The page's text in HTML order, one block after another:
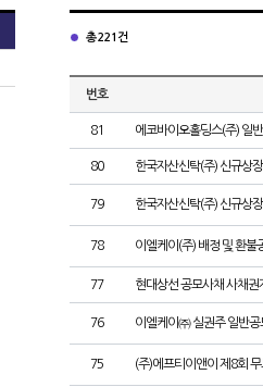
총 221건
번호
81 에코바이오홀딩스(주) 일
80 한국자산신탁(주) 신규상
79 한국자산신탁(주) 신규상
78 이엘케이(주) 배정 및 환불
77 현대상선 공모사채 사채권
76 이엘케이㈜ 실권주 일반공
75 (주)에프티이앤이 제8회